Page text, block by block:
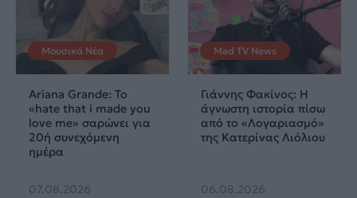
Μουσικά Νέα
Ariana Grande: Το
«hate that i made you
love me» σαρώνει για
20ή συνεχόμενη
ημέρα
07.08.2026
Mad TV News
Γιάννης Φακίνος: Η
άγνωστη ιστορία πίσω
από το «Λογαριασμό»
της Κατερίνας Λιόλιου
06.08.2026